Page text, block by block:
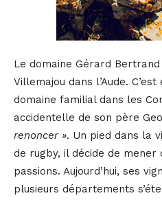
Le domaine Gérard
Villemajou dans l’Aude.
domaine familial dans les
accidentelle de son père
renoncer ». Un pied dans la
de rugby, il décide de mener
passions. Aujourd’hui, ses
plusieurs départements